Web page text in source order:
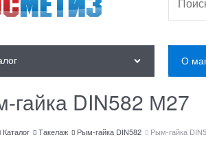
О
гайка DIN582 М27
Каталог Такелаж Рым-гайка DIN582 Рым-гайка